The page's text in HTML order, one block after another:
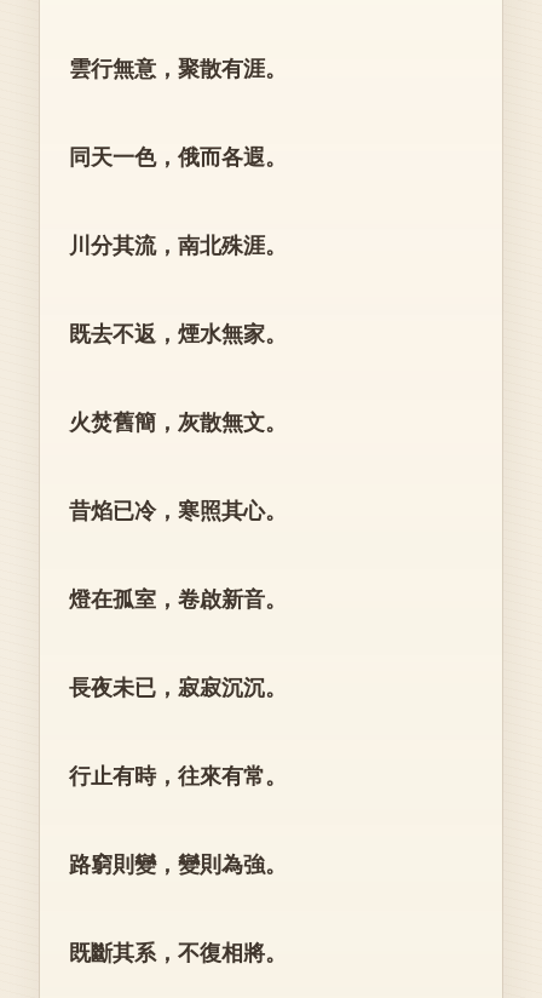
雲行無意，聚散有涯。
同天一色，俄而各遐。
川分其流，南北殊涯。
既去不返，煙水無家。
火焚舊簡，灰散無文。
昔焰已冷，寒照其心。
燈在孤室，卷啟新音。
長夜未已，寂寂沉沉。
行止有時，往來有常。
路窮則變，變則為強。
既斷其系，不復相將。